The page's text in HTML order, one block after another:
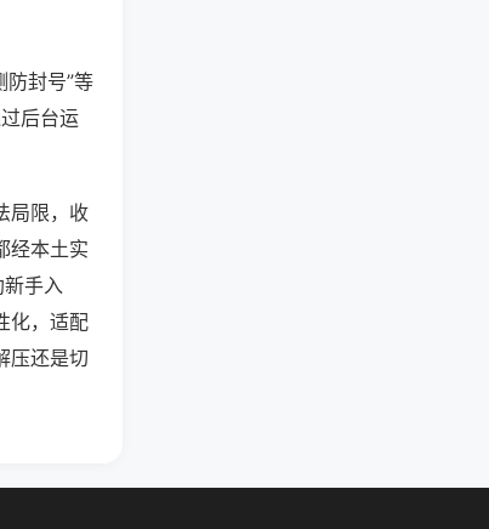
防封号”等
后台运
局限，收
经本土实
手入
化，适配
压还是切